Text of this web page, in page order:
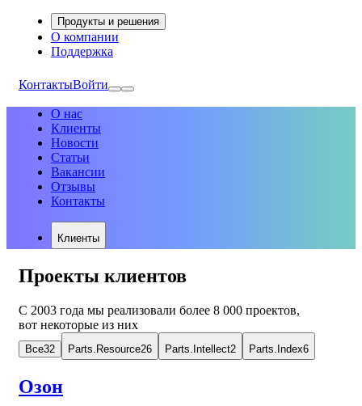
Продукты и решения
О компании
Поддержка
КонтактыВойти
О нас
Клиенты
Новости
Статьи
Вакансии
Отзывы
Контакты
Клиенты
Проекты клиентов
С 2003 года мы реализовали более 8 000 проектов,
вот некоторые из них
Все32 Parts.Resource26 Parts.Intellect2 Parts.Index6
Озон